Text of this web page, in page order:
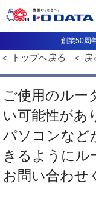
創業50周
トップへ戻る 戻
ご使用のルー
い可能性があ
パソコンなど
きるようにル
お問い合わせ